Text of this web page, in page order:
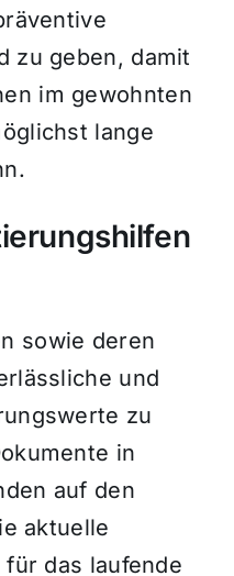
zu geben, damit
im gewohnten
lange
sowie deren
und
zu
in
auf den
aktuelle
das laufende